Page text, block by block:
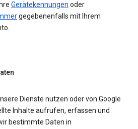
Gerätekennungen oder
gegebenenfalls mit Ihrem
Dienste nutzen oder von Google
Inhalte aufrufen, erfassen und
bestimmte Daten in